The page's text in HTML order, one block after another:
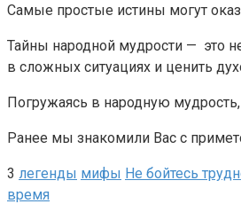
Самые простые истины могут
Тайны народной мудрости — это
в сложных ситуациях и ценить
Погружаясь в народную
Ранее мы знакомили Вас с
3 легенды мифы Не бойтесь
время